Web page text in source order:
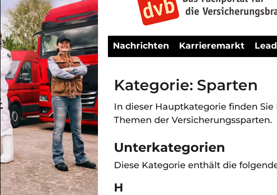
Nachrichten Karrieremarkt
Kategorie: Sparten
In dieser Hauptkategorie finden
Themen der Versicherungssparten.
Unterkategorien
Diese Kategorie enthält die
H